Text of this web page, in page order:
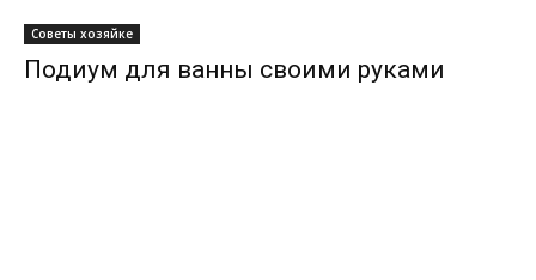
Советы хозяйке
Подиум для ванны своими руками